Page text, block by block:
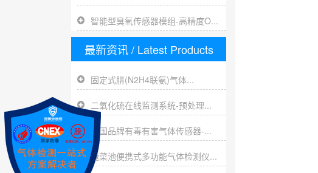
智能型臭氧传感器模组-高精度O...
最新资讯/ Latest Products
固定式肼(N2H4联氨)气体...
二氧化硫在线监测系统-预处理...
英国品牌有毒有害气体传感器-...
腌菜池便携式多功能气体检测仪...